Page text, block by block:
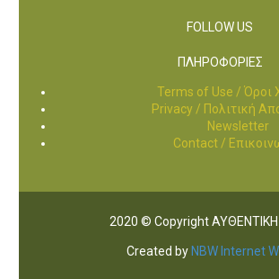
FOLLOW US
ΠΛΗΡΟΦΟΡΙΕΣ
Terms of Use / Όροι
Privacy / Πολιτική
Newsletter
Contact /
2020 © Copyright
Created by NBW Internet